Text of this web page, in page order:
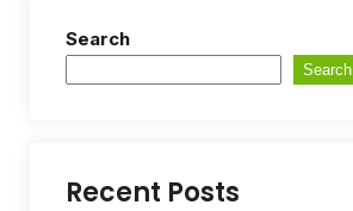
Search
Search
Recent Posts